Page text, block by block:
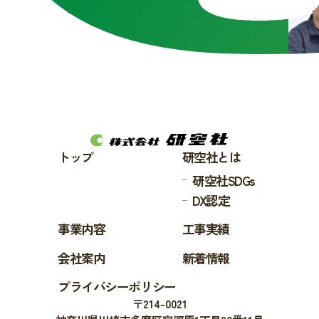
トップ
研空社とは
研空社SDGs
DX認定
事業内容
工事実績
会社案内
新着情報
プライバシーポリシー
〒214-0021